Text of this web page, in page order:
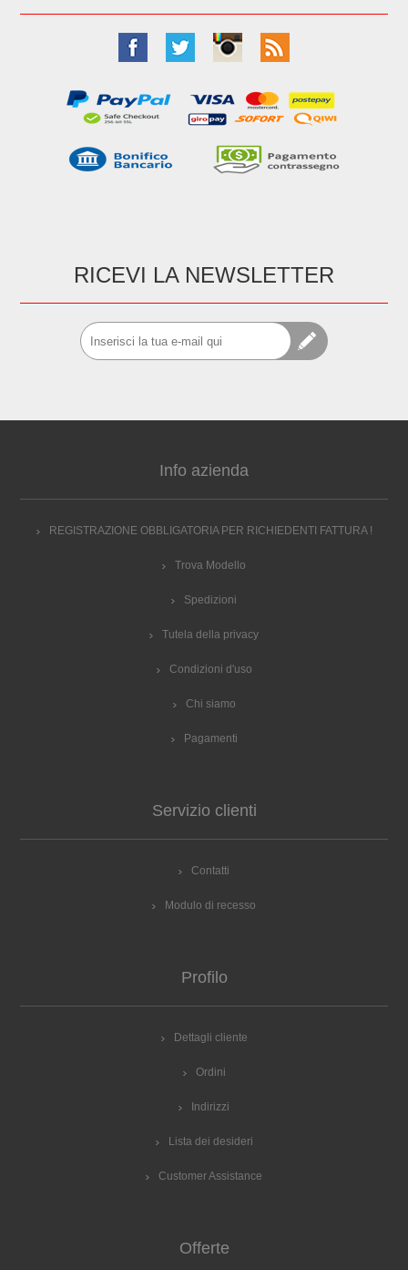
RICEVI LA NEWSLETTER
Info azienda
REGISTRAZIONE OBBLIGATORIA PER RICHIEDENTI FATTURA !
Trova Modello
Spedizioni
Tutela della privacy
Condizioni d'uso
Chi siamo
Pagamenti
Servizio clienti
Contatti
Modulo di recesso
Profilo
Dettagli cliente
Ordini
Indirizzi
Lista dei desideri
Customer Assistance
Offerte